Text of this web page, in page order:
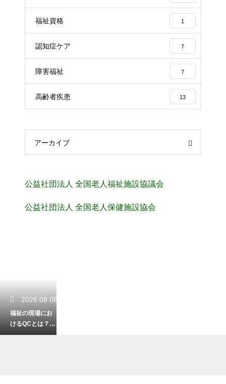
福祉資格 1
認知症ケア 7
障害福祉 7
高齢者疾患 13
アーカイブ
公益社団法人 全国老人福祉施設協議会
公益社団法人 全国老人保健施設協会
2026.08.08
福祉の現場にお
けるQCとは？業
務改善に繋がる